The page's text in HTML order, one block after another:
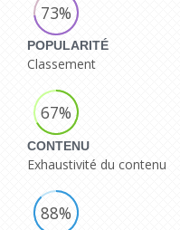
73%
POPULARITÉ
Classement
67%
CONTENU
Exhaustivité du contenu
88%